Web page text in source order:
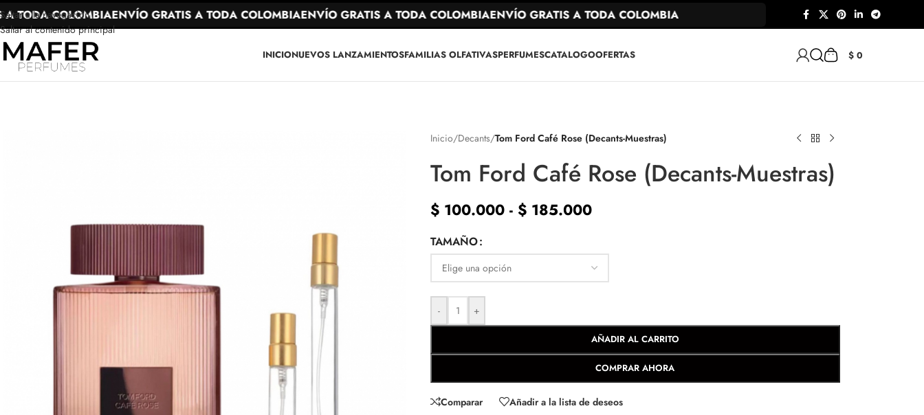
Saltar a la navegación
Saltar al contenido principal
COLOMBIAENVÍO GRATIS A TODA COLOMBIAENVÍO GRATIS A TODA COLOMBIAENVÍO GRATIS A TODA COLOMBIA
INICIONUEVOS LANZAMIENTOSFAMILIAS OLFATIVASPERFUMESCATALOGOOFERTAS $0
Inicio/Decants/Tom Ford Café Rose (Decants-Muestras)
Tom Ford Café Rose (Decants-Muestras)
$100.000 - $185.000
TAMAÑO
- +
AÑADIR AL CARRITO
COMPRAR AHORA
Comparar Añadir a la lista de deseos